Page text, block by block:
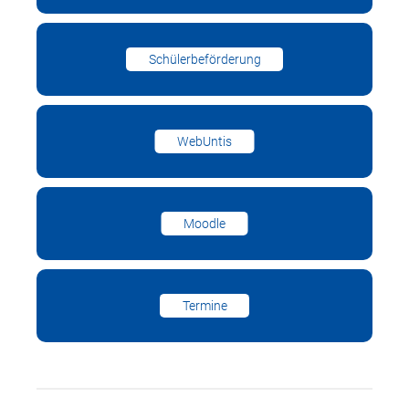
Schülerbeförderung
WebUntis
Moodle
Termine